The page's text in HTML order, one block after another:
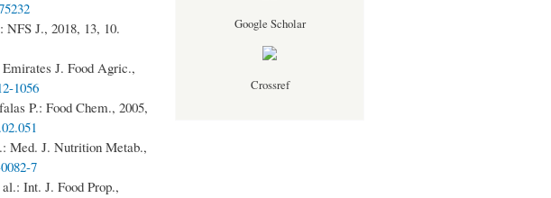
J., 2018, 13, 10.
J. Food Agric.,
1056
P.: Food Chem., 2005,
Med. J. Nutrition Metab.,
7
Int. J. Food Prop.,
Google Scholar
Crossref